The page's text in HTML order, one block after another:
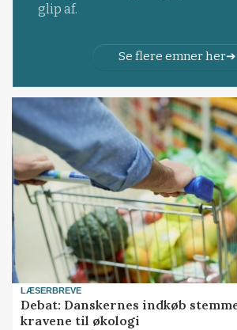
glip af.
Se flere emner her
LÆSERBREVE
Debat: Danskernes indkøb
kravene til økologi